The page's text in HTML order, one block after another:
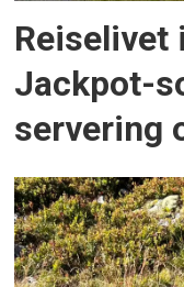
Reiselivet
Jackpot-
servering